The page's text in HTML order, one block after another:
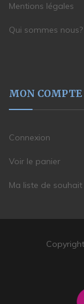
Mentions légales
Qui sommes nous?
MON COMPTE
Connexion
Voir le panier
Ma liste de souhait